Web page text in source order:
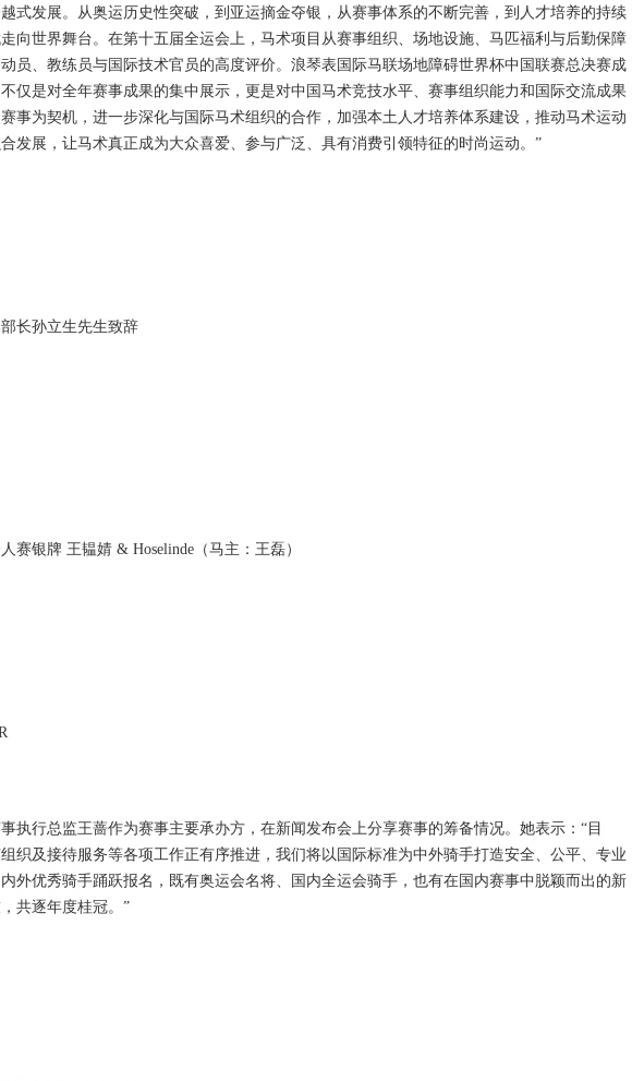
式发展。从奥运历史性突破，到亚运摘金夺银，从赛事体系的不断完善，到人才培养的持续
向世界舞台。在第十五届全运会上，马术项目从赛事组织、场地设施、马匹福利与后勤保障
员、教练员与国际技术官员的高度评价。浪琴表国际马联场地障碍世界杯中国联赛总决赛成
仅是对全年赛事成果的集中展示，更是对中国马术竞技水平、赛事组织能力和国际交流成果
事为契机，进一步深化与国际马术组织的合作，加强本土人才培养体系建设，推动马术运动
发展，让马术真正成为大众喜爱、参与广泛、具有消费引领特征的时尚运动。”
长孙立生先生致辞
赛银牌 王韫婧 & Hoselinde（马主：王磊）
执行总监王蔷作为赛事主要承办方，在新闻发布会上分享赛事的筹备情况。她表示：“目
织及接待服务等各项工作正有序推进，我们将以国际标准为中外骑手打造安全、公平、专业
外优秀骑手踊跃报名，既有奥运会名将、国内全运会骑手，也有在国内赛事中脱颖而出的新
共逐年度桂冠。”